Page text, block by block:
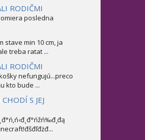
RODIČMI
posledna
stave min 10 cm, ja
treba ratat ...
RODIČMI
nefungujú...preco
kto bude ...
S JEJ